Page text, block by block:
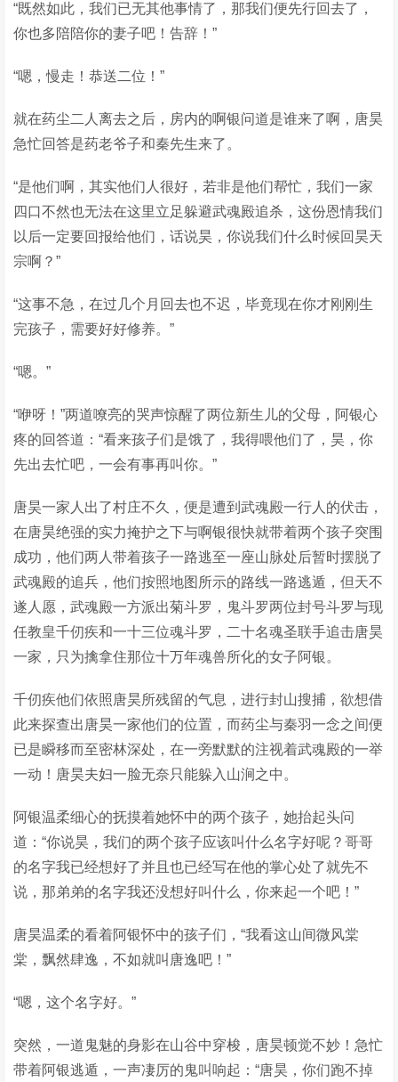
“既然如此，我们已无其他事情了，那我们便先行回去了，
你也多陪陪你的妻子吧！告辞！”
“嗯，慢走！恭送二位！”
就在药尘二人离去之后，房内的啊银问道是谁来了啊，唐昊
急忙回答是药老爷子和秦先生来了。
“是他们啊，其实他们人很好，若非是他们帮忙，我们一家
四口不然也无法在这里立足躲避武魂殿追杀，这份恩情我们
以后一定要回报给他们，话说昊，你说我们什么时候回昊天
宗啊？”
“这事不急，在过几个月回去也不迟，毕竟现在你才刚刚生
完孩子，需要好好修养。”
“嗯。”
“咿呀！”两道嘹亮的哭声惊醒了两位新生儿的父母，阿银心
疼的回答道：“看来孩子们是饿了，我得喂他们了，昊，你
先出去忙吧，一会有事再叫你。”
唐昊一家人出了村庄不久，便是遭到武魂殿一行人的伏击，
在唐昊绝强的实力掩护之下与啊银很快就带着两个孩子突围
成功，他们两人带着孩子一路逃至一座山脉处后暂时摆脱了
武魂殿的追兵，他们按照地图所示的路线一路逃遁，但天不
遂人愿，武魂殿一方派出菊斗罗，鬼斗罗两位封号斗罗与现
任教皇千仞疾和一十三位魂斗罗，二十名魂圣联手追击唐昊
一家，只为擒拿住那位十万年魂兽所化的女子阿银。
千仞疾他们依照唐昊所残留的气息，进行封山搜捕，欲想借
此来探查出唐昊一家他们的位置，而药尘与秦羽一念之间便
已是瞬移而至密林深处，在一旁默默的注视着武魂殿的一举
一动！唐昊夫妇一脸无奈只能躲入山涧之中。
阿银温柔细心的抚摸着她怀中的两个孩子，她抬起头问
道：“你说昊，我们的两个孩子应该叫什么名字好呢？哥哥
的名字我已经想好了并且也已经写在他的掌心处了就先不
说，那弟弟的名字我还没想好叫什么，你来起一个吧！”
唐昊温柔的看着阿银怀中的孩子们，“我看这山间微风棠
棠，飘然肆逸，不如就叫唐逸吧！”
“嗯，这个名字好。”
突然，一道鬼魅的身影在山谷中穿梭，唐昊顿觉不妙！急忙
带着阿银逃遁，一声凄厉的鬼叫响起：“唐昊，你们跑不掉